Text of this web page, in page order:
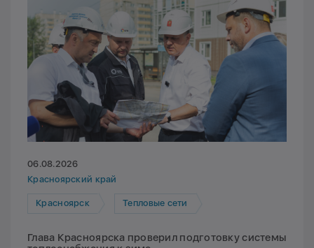
06.08.2026
Красноярский край
Красноярск Тепловые сети
Глава Красноярска проверил подготовку системы